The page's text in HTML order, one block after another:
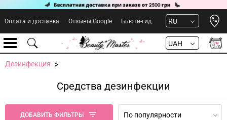
Оплата и доставка Отзывы Google Бьюти-гид RU
UAH
Дезинфекция
Средства дезинфекции
ДОБАВИТЬ ФИЛЬТРЫ По популярности